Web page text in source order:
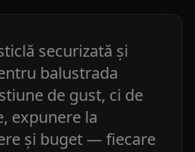
securizată și
balustrada
de gust, ci de
expunere la
și buget — fiecare